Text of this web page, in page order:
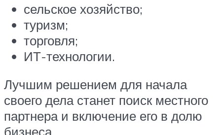
сельское хозяйство;
туризм;
торговля;
ИТ-технологии.
Лучшим решением для начала
своего дела станет поиск местного
партнера и включение его в долю
бизнеса.